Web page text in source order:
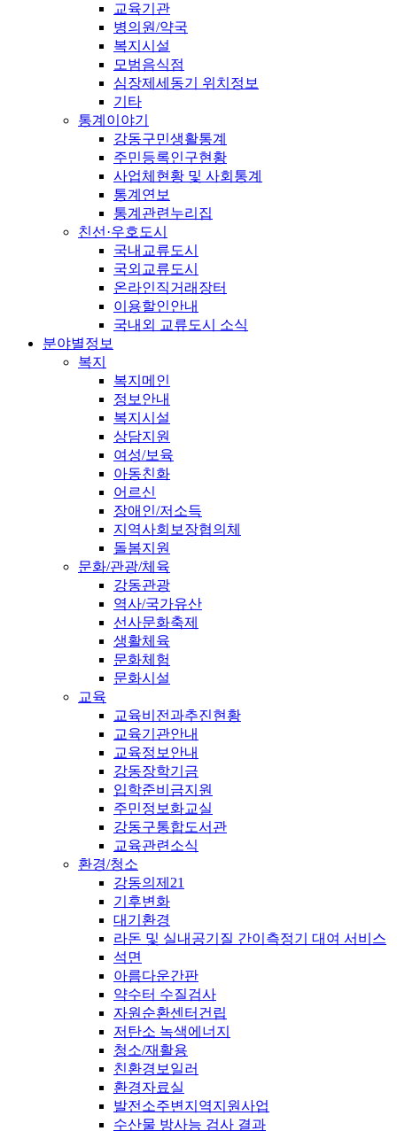
교육기관
병의원/약국
복지시설
모범음식점
심장제세동기 위치정보
기타
통계이야기
강동구민생활통계
주민등록인구현황
사업체현황 및 사회통계
통계연보
통계관련누리집
친선·우호도시
국내교류도시
국외교류도시
온라인직거래장터
이용할인안내
국내외 교류도시 소식
분야별정보
복지
복지메인
정보안내
복지시설
상담지원
여성/보육
아동친화
어르신
장애인/저소득
지역사회보장협의체
돌봄지원
문화/관광/체육
강동관광
역사/국가유산
선사문화축제
생활체육
문화체험
문화시설
교육
교육비전과추진현황
교육기관안내
교육정보안내
강동장학기금
입학준비금지원
주민정보화교실
강동구통합도서관
교육관련소식
환경/청소
강동의제21
기후변화
대기환경
라돈 및 실내공기질 간이측정기 대여 서비스
석면
아름다운간판
약수터 수질검사
자원순환센터건립
저탄소 녹색에너지
청소/재활용
친환경보일러
환경자료실
발전소주변지역지원사업
수산물 방사능 검사 결과